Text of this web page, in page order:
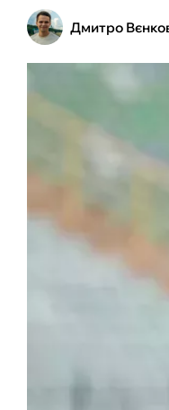
Дмитро